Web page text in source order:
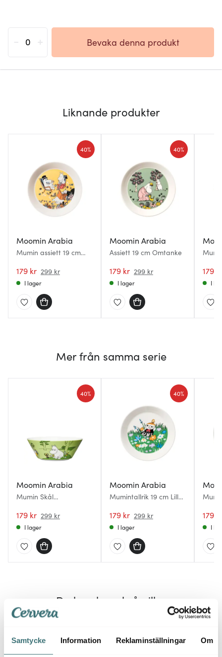
Samtycke Information Reklaminställningar Om
Bevaka denna produkt
Liknande produkter
Moomin Arabia
Mumin assiett 19 cm
179 kr 299 kr
40%
I lager
Moomin Arabia
Assiett 19 cm Omtanke
179 kr 299 kr
40%
I lager
179
I
Mer från samma serie
Moomin Arabia
Mumin Skål
179 kr 299 kr
40%
I lager
Moomin Arabia
Mumintallrik 19 cm Lilla
179 kr 299 kr
40%
I lager
179
I
Du kanske också gillar
40% 40%